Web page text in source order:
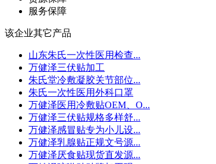
服务保障
该企业其它产品
山东朱氏一次性医用检查...
万健泽三伏贴加工
朱氏堂冷敷凝胶关节部位...
朱氏一次性医用外科口罩
万健泽医用冷敷贴OEM、O...
万健泽三伏贴规格多样舒...
万健泽感冒贴专为小儿设...
万健泽乳腺贴正规文号源...
万健泽厌食贴现货直发源...